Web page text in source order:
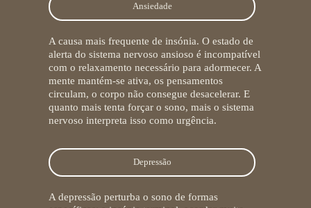
Ansiedade
A causa mais frequente de insónia. O estado de
alerta do sistema nervoso ansioso é incompatível
com o relaxamento necessário para adormecer. A
mente mantém-se ativa, os pensamentos
circulam, o corpo não consegue desacelerar. E
quanto mais tenta forçar o sono, mais o sistema
nervoso interpreta isso como urgência.
Depressão
A depressão perturba o sono de formas